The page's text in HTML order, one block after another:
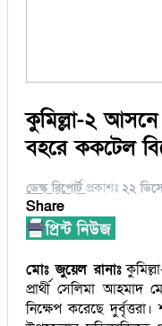
কুমিল্লা-২ আসনে
বহরে ককটেল
ডেস্ক রিপোর্ট প্রকাশঃ ২২
Share
মোঃ জুয়েল রানাঃ
প্রার্থী সেলিমা আহমাদ
নিক্ষেপ করেছে